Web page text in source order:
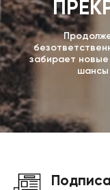
забирает новые
шансы